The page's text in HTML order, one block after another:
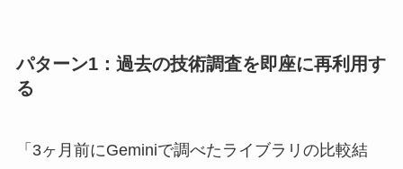
パターン1：過去の技術調査を即座に再利用す
る
「3ヶ月前にGeminiで調べたライブラリの比較結